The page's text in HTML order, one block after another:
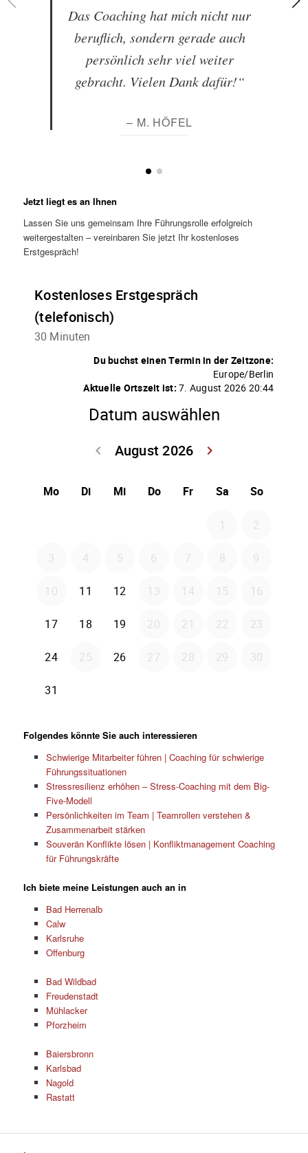
Das Coaching hat mich nicht nur
beruflich, sondern gerade auch
persönlich sehr viel weiter
gebracht. Vielen Dank dafür!“
– M. HÖFEL
Jetzt liegt es an Ihnen
Lassen Sie uns gemeinsam Ihre Führungsrolle erfolgreich
weitergestalten – vereinbaren Sie jetzt Ihr kostenloses
Erstgespräch!
Folgendes könnte Sie auch interessieren
Schwierige Mitarbeiter führen | Coaching für schwierige
Führungssituationen
Stressresilienz erhöhen – Stress-Coaching mit dem Big-
Five-Modell
Persönlichkeiten im Team | Teamrollen verstehen &
Zusammenarbeit stärken
Souverän Konflikte lösen | Konfliktmanagement Coaching
für Führungskräfte
Ich biete meine Leistungen auch an in
Bad Herrenalb
Calw
Karlsruhe
Offenburg
Bad Wildbad
Freudenstadt
Mühlacker
Pforzheim
Baiersbronn
Karlsbad
Nagold
Rastatt